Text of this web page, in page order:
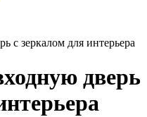
с зеркалом для интерьера
дверь